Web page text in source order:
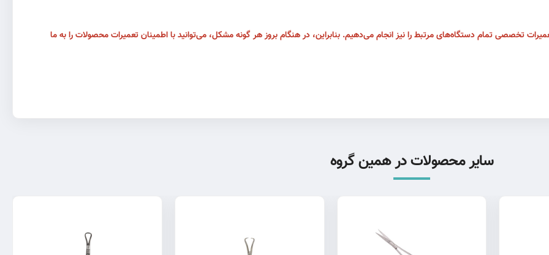
تخصصی تمام دستگاه‌های مرتبط را نیز انجام می‌دهیم. بنابراین، در هنگام بروز هر گونه مشکل، می‌توانید با اطمینان تعمیرات محصولات را به ما
سایر محصولات در همین گروه